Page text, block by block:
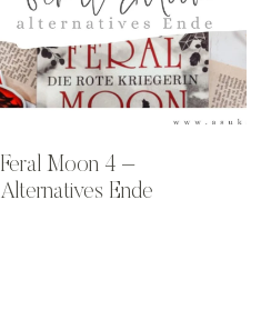
Feral Moon 4 –
Alternatives Ende